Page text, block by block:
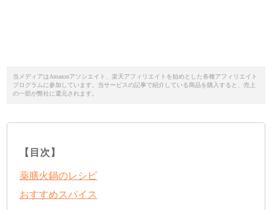
当メディアはAmazonアソシエイト、楽天アフィリエイトを始めとした各種アフィリエイト
プログラムに参加しています。当サービスの記事で紹介している商品を購入すると、売上
の一部が弊社に還元されます。
【目次】
薬膳火鍋のレシピ
おすすめスパイス